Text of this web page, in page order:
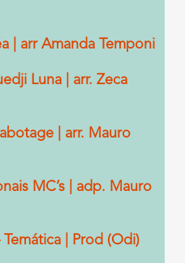
| arr Amanda Temponi
Luna | arr. Zeca
| arr. Mauro
MC’s | adp. Mauro
| Prod (Odi)